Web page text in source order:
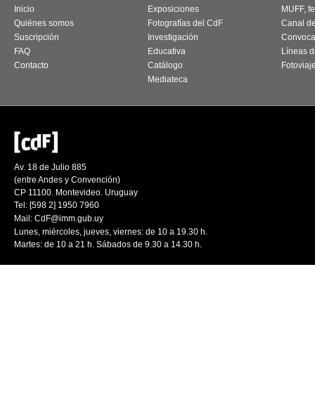
Inicio
Quiénes somos
Suscripción
FAQ
Contacto
Exposiciones
Fotografías del CdF
Investigación
Educativa
Catálogo
Mediateca
MUFF,
Canal
Líneas
Av. 18 de Julio 885
(entre Andes y Convención)
CP 11100. Montevideo. Uruguay
Tel: [598 2] 1950 7960
Mail: CdF@imm.gub.uy
Lunes, miércoles, jueves, viernes: de 10 a 19.30 h.
Martes: de 10 a 21 h. Sábados de 9.30 a 14.30 h.